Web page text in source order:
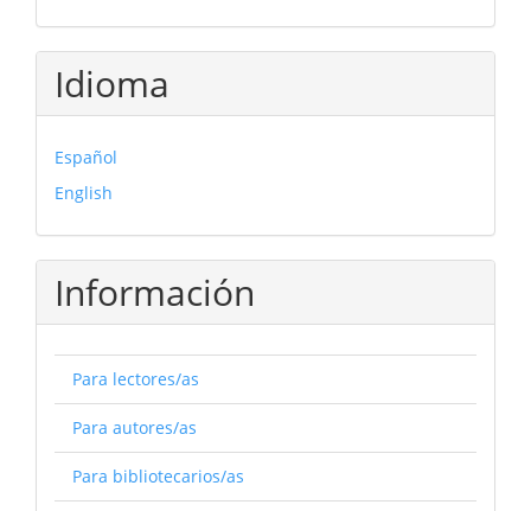
Idioma
Español
English
Información
Para lectores/as
Para autores/as
Para bibliotecarios/as